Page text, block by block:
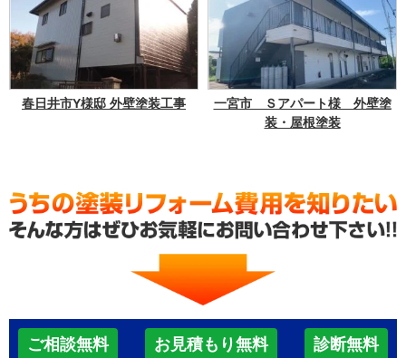
春日井市Y様邸 外壁塗装工事
一宮市 Ｓアパート様 外壁塗
装・屋根塗装
ご相談無料 お見積もり無料
診断無料